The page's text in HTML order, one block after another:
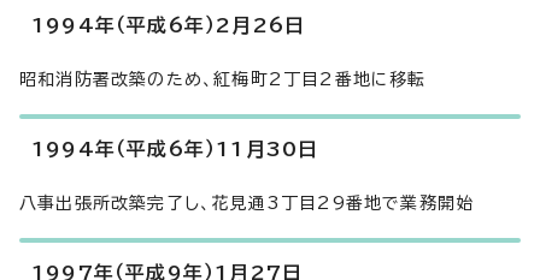
1994年（平成6年）2月26日
昭和消防署改築のため、紅梅町2丁目2番地に移転
1994年（平成6年）11月30日
八事出張所改築完了し、花見通3丁目29番地で業務開始
1997年（平成9年）1月27日